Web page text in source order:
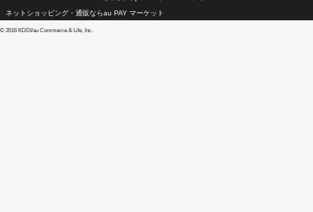
ネットショッピング・通販ならau PAY マーケット
© 2016 KDDI/au Commerce & Life, Inc.